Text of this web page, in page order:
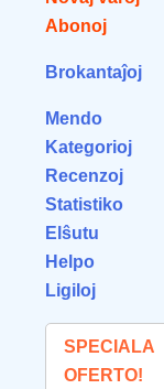
Abonoj
Brokantaĵoj
Mendo
Kategorioj
Recenzoj
Statistiko
Elŝutu
Helpo
Ligiloj
SPECIALA
OFERTO!